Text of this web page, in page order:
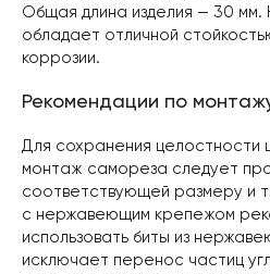
Общая длина изделия — 30
обладает отличной
коррозии.
Рекомендации по
Для сохранения целостности
монтаж самореза следует
соответствующей размеру и
с нержавеющим крепежом
использовать биты из
исключает перенос частиц